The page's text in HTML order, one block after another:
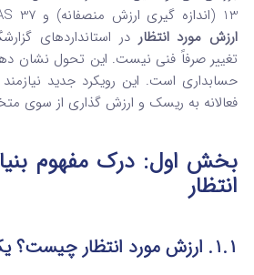
13 (اندازه‌ گیری ارزش منصفانه) و IAS 37 (ذخایر) هستند. تلفیق
ارزش مورد انتظار در استانداردهای
تغییر صرفاً فنی نیست. این تحول نشان‌
حسابداری است. این رویکرد جدید نیازمند
فعالانه به ریسک و ارزش‌ گذاری از سوی
بخش اول: درک مفهوم
انتظار
۱.۱. ارزش مورد انتظار چیست؟ یک تعریف آماری